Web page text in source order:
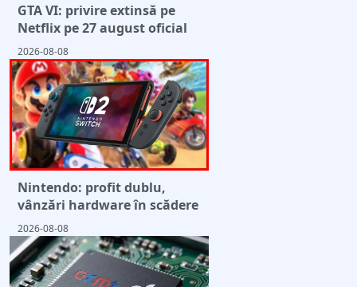
GTA VI: privire extinsă pe
Netflix pe 27 august oficial
2026-08-08
Nintendo: profit dublu,
vânzări hardware în scădere
2026-08-08